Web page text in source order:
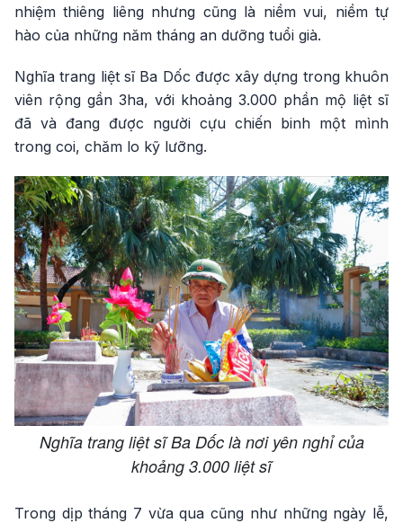
nhiệm thiêng liêng nhưng cũng là niềm vui, niềm tự
hào của những năm tháng an dưỡng tuổi già.
Nghĩa trang liệt sĩ Ba Dốc được xây dựng trong khuôn
viên rộng gần 3ha, với khoảng 3.000 phần mộ liệt sĩ
đã và đang được người cựu chiến binh một mình
trong coi, chăm lo kỹ lưỡng.
Nghĩa trang liệt sĩ Ba Dốc là nơi yên nghỉ của
khoảng 3.000 liệt sĩ
Trong dịp tháng 7 vừa qua cũng như những ngày lễ,